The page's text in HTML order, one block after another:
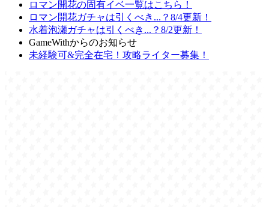
ロマン開花の固有イベ一覧はこちら！
ロマン開花ガチャは引くべき...？8/4更新！
水着泡瀬ガチャは引くべき...？8/2更新！
GameWithからのお知らせ
未経験可&完全在宅！攻略ライター募集！